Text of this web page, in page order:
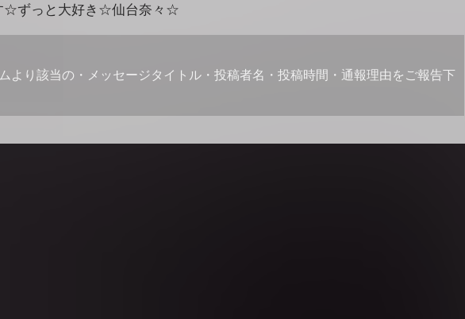
☆ずっと大好き☆仙台奈々☆
より該当の・メッセージタイトル・投稿者名・投稿時間・通報理由をご報告下